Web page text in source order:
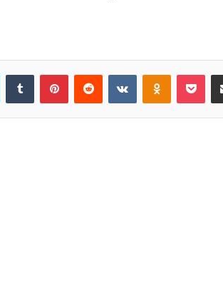
LinkedInTumblr PinterestReddit VKontakte